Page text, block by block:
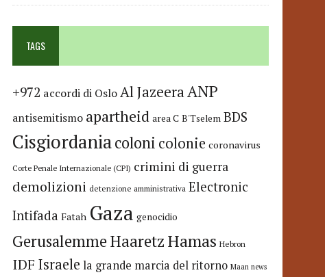
TAGS
+972 accordi di OsloAl JazeeraANP
antisemitismo apartheid area C B'Tselem BDS
Cisgiordaniacoloni colonie coronavirus
Corte Penale Internazionale (CPI) crimini di guerra
demolizioni detenzione amministrativa Electronic
Intifada Fatah Gaza genocidio
GerusalemmeHaaretzHamas Hebron
IDF Israele la grande marcia del ritorno Maan news